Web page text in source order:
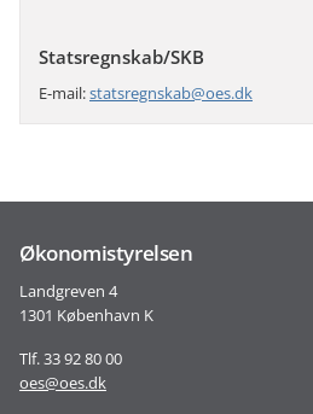
Statsregnskab/SKB
E-mail:statsregnskab@oes.dk
Økonomistyrelsen
Landgreven 4
1301 København K
Tlf. 33 92 80 00
oes@oes.dk